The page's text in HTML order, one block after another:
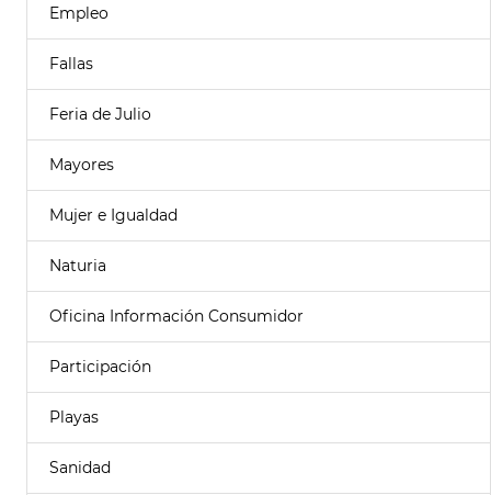
Empleo
Fallas
Feria de Julio
Mayores
Mujer e Igualdad
Naturia
Oficina Información Consumidor
Participación
Playas
Sanidad